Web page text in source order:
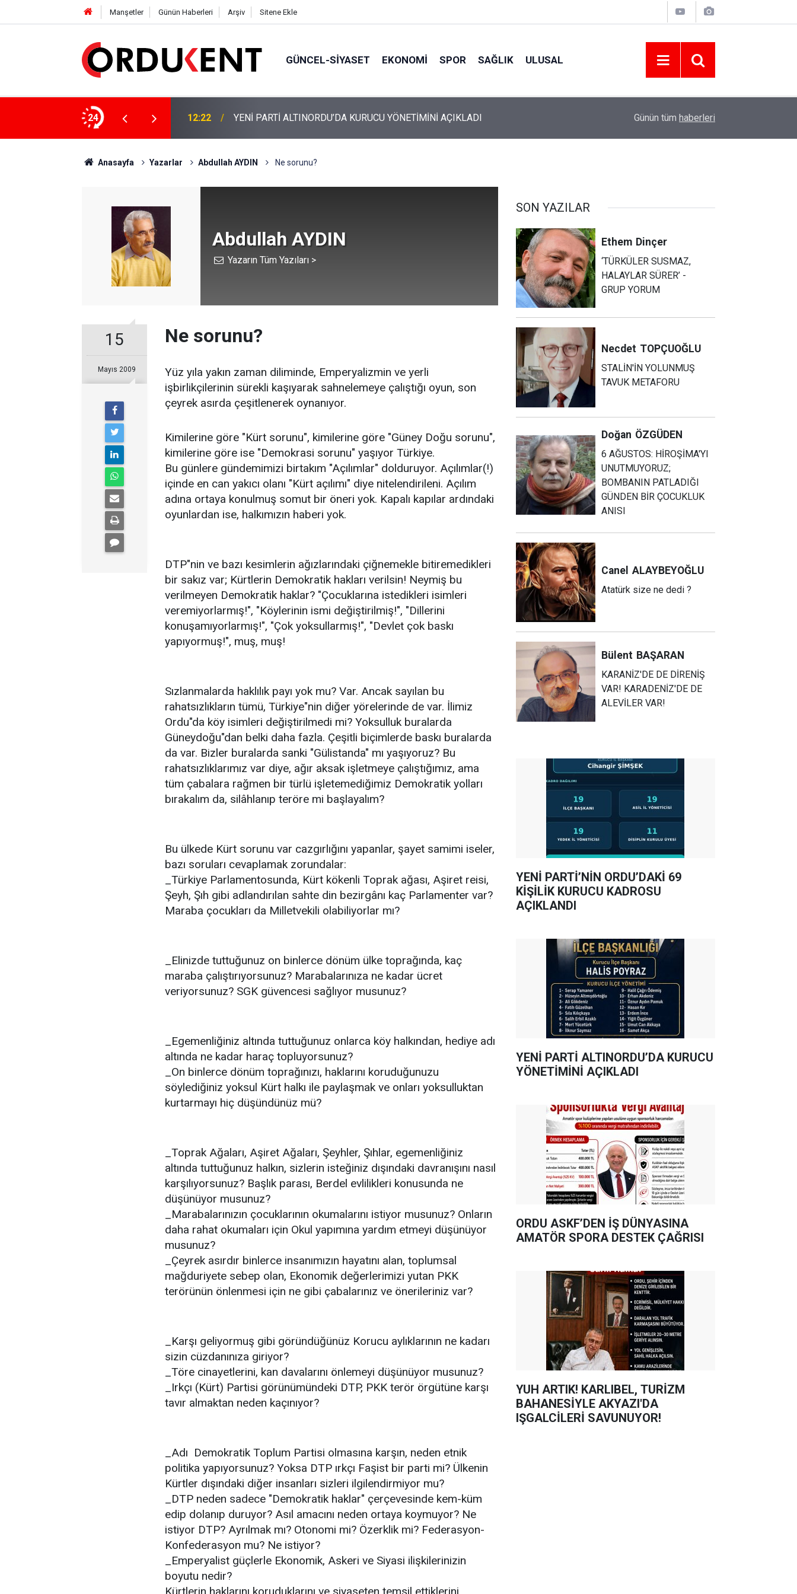
Manşetler Günün Haberleri Arşiv Sitene Ekle
GÜNCEL-SIYASET EKONOMI SPOR SAĞLIK ULUSAL
24
KURUCU KADROSU AÇIKLANDI 12:22 YENİ PARTİ ALTINORDU’DA KURUCU YÖNETİMİNİ AÇIKLADI ORDU ASKF’DEN İŞ DÜNYASINA AMATÖR
Günün tüm haberleri
Anasayfa Yazarlar Abdullah AYDIN Ne sorunu?
Abdullah AYDIN
Yazarın Tüm Yazıları >
15
Mayıs 2009
Ne sorunu?
Yüz yıla yakın zaman diliminde, Emperyalizmin ve yerli
işbirlikçilerinin sürekli kaşıyarak sahnelemeye çalıştığı oyun, son
çeyrek asırda çeşitlenerek oynanıyor.
Kimilerine göre "Kürt sorunu", kimilerine göre "Güney Doğu sorunu",
kimilerine göre ise "Demokrasi sorunu" yaşıyor Türkiye.
Bu günlere gündemimizi birtakım "Açılımlar" dolduruyor. Açılımlar(!)
içinde en can yakıcı olanı "Kürt açılımı" diye nitelendirileni. Açılım
adına ortaya konulmuş somut bir öneri yok. Kapalı kapılar ardındaki
oyunlardan ise, halkımızın haberi yok.
DTP"nin ve bazı kesimlerin ağızlarındaki çiğnemekle bitiremedikleri
bir sakız var; Kürtlerin Demokratik hakları verilsin! Neymiş bu
verilmeyen Demokratik haklar? "Çocuklarına istedikleri isimleri
veremiyorlarmış!", "Köylerinin ismi değiştirilmiş!", "Dillerini
konuşamıyorlarmış!", "Çok yoksullarmış!", "Devlet çok baskı
yapıyormuş!", muş, muş!
Sızlanmalarda haklılık payı yok mu? Var. Ancak sayılan bu
rahatsızlıkların tümü, Türkiye"nin diğer yörelerinde de var. İlimiz
Ordu"da köy isimleri değiştirilmedi mi? Yoksulluk buralarda
Güneydoğu"dan belki daha fazla. Çeşitli biçimlerde baskı buralarda
da var. Bizler buralarda sanki "Gülistanda" mı yaşıyoruz? Bu
rahatsızlıklarımız var diye, ağır aksak işletmeye çalıştığımız, ama
tüm çabalara rağmen bir türlü işletemediğimiz Demokratik yolları
bırakalım da, silâhlanıp teröre mi başlayalım?
Bu ülkede Kürt sorunu var cazgırlığını yapanlar, şayet samimi iseler,
bazı soruları cevaplamak zorundalar:
_Türkiye Parlamentosunda, Kürt kökenli Toprak ağası, Aşiret reisi,
Şeyh, Şıh gibi adlandırılan sahte din bezirgânı kaç Parlamenter var?
Maraba çocukları da Milletvekili olabiliyorlar mı?
_Elinizde tuttuğunuz on binlerce dönüm ülke toprağında, kaç
maraba çalıştırıyorsunuz? Marabalarınıza ne kadar ücret
veriyorsunuz? SGK güvencesi sağlıyor musunuz?
_Egemenliğiniz altında tuttuğunuz onlarca köy halkından, hediye adı
altında ne kadar haraç topluyorsunuz?
_On binlerce dönüm toprağınızı, haklarını koruduğunuzu
söylediğiniz yoksul Kürt halkı ile paylaşmak ve onları yoksulluktan
kurtarmayı hiç düşündünüz mü?
_Toprak Ağaları, Aşiret Ağaları, Şeyhler, Şıhlar, egemenliğiniz
altında tuttuğunuz halkın, sizlerin isteğiniz dışındaki davranışını nasıl
karşılıyorsunuz? Başlık parası, Berdel evlilikleri konusunda ne
düşünüyor musunuz?
_Marabalarınızın çocuklarının okumalarını istiyor musunuz? Onların
daha rahat okumaları için Okul yapımına yardım etmeyi düşünüyor
musunuz?
_Çeyrek asırdır binlerce insanımızın hayatını alan, toplumsal
mağduriyete sebep olan, Ekonomik değerlerimizi yutan PKK
terörünün önlenmesi için ne gibi çabalarınız ve önerileriniz var?
_Karşı geliyormuş gibi göründüğünüz Korucu aylıklarının ne kadarı
sizin cüzdanınıza giriyor?
_Töre cinayetlerini, kan davalarını önlemeyi düşünüyor musunuz?
_Irkçı (Kürt) Partisi görünümündeki DTP, PKK terör örgütüne karşı
tavır almaktan neden kaçınıyor?
_Adı  Demokratik Toplum Partisi olmasına karşın, neden etnik
politika yapıyorsunuz? Yoksa DTP ırkçı Faşist bir parti mi? Ülkenin
Kürtler dışındaki diğer insanları sizleri ilgilendirmiyor mu?
_DTP neden sadece "Demokratik haklar" çerçevesinde kem-küm
edip dolanıp duruyor? Asıl amacını neden ortaya koymuyor? Ne
istiyor DTP? Ayrılmak mı? Otonomi mi? Özerklik mi? Federasyon-
Konfederasyon mu? Ne istiyor?
_Emperyalist güçlerle Ekonomik, Askeri ve Siyasi ilişkilerinizin
boyutu nedir?
SON YAZILAR
Ethem Dinçer
‘TÜRKÜLER SUSMAZ,
HALAYLAR SÜRER’ -
GRUP YORUM
Necdet TOPÇUOĞLU
STALİN'İN YOLUNMUŞ
TAVUK METAFORU
Doğan ÖZGÜDEN
6 AĞUSTOS: HİROŞİMA'YI
UNUTMUYORUZ;
BOMBANIN PATLADIĞI
GÜNDEN BİR ÇOCUKLUK
ANISI
Canel ALAYBEYOĞLU
Atatürk size ne dedi ?
Bülent BAŞARAN
KARANİZ'DE DE DİRENİŞ
VAR! KARADENİZ'DE DE
ALEVİLER VAR!
YENİ PARTİ’NİN ORDU’DAKİ 69
KİŞİLİK KURUCU KADROSU
AÇIKLANDI
YENİ PARTİ ALTINORDU’DA KURUCU
YÖNETİMİNİ AÇIKLADI
ORDU ASKF’DEN İŞ DÜNYASINA
AMATÖR SPORA DESTEK ÇAĞRISI
YUH ARTIK! KARLIBEL, TURİZM
BAHANESİYLE AKYAZI'DA
IŞGALCİLERİ SAVUNUYOR!